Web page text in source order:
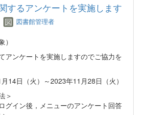
するアンケートを実施します
図書館管理者
アンケートを実施しますのでご協力を
14日（火）～2023年11月28日（火）
＞
グイン後，メニューのアンケート回答